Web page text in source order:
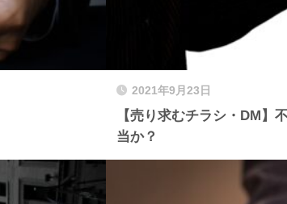
2021年9月23日
【売り求むチラシ・DM】
当か？